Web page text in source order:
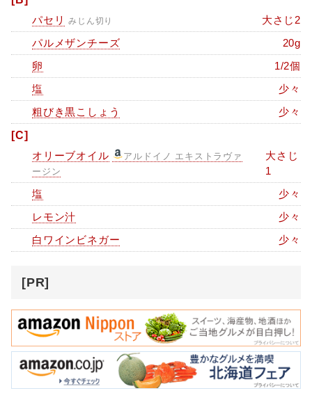
パセリ
みじん切り
大さじ2
パルメザンチーズ
20g
卵
1/2個
塩
少々
粗びき黒こしょう
少々
[C]
オリーブオイル
アルドイノ エキストラヴァ
ージン
大さじ
1
塩
少々
レモン汁
少々
白ワインビネガー
少々
[PR]